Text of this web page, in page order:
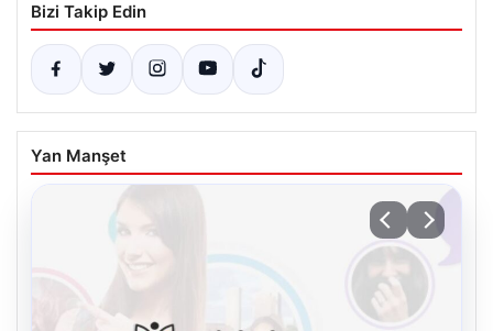
Bizi Takip Edin
Yan Manşet